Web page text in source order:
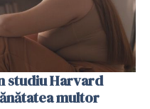
studiu Harvard
multor